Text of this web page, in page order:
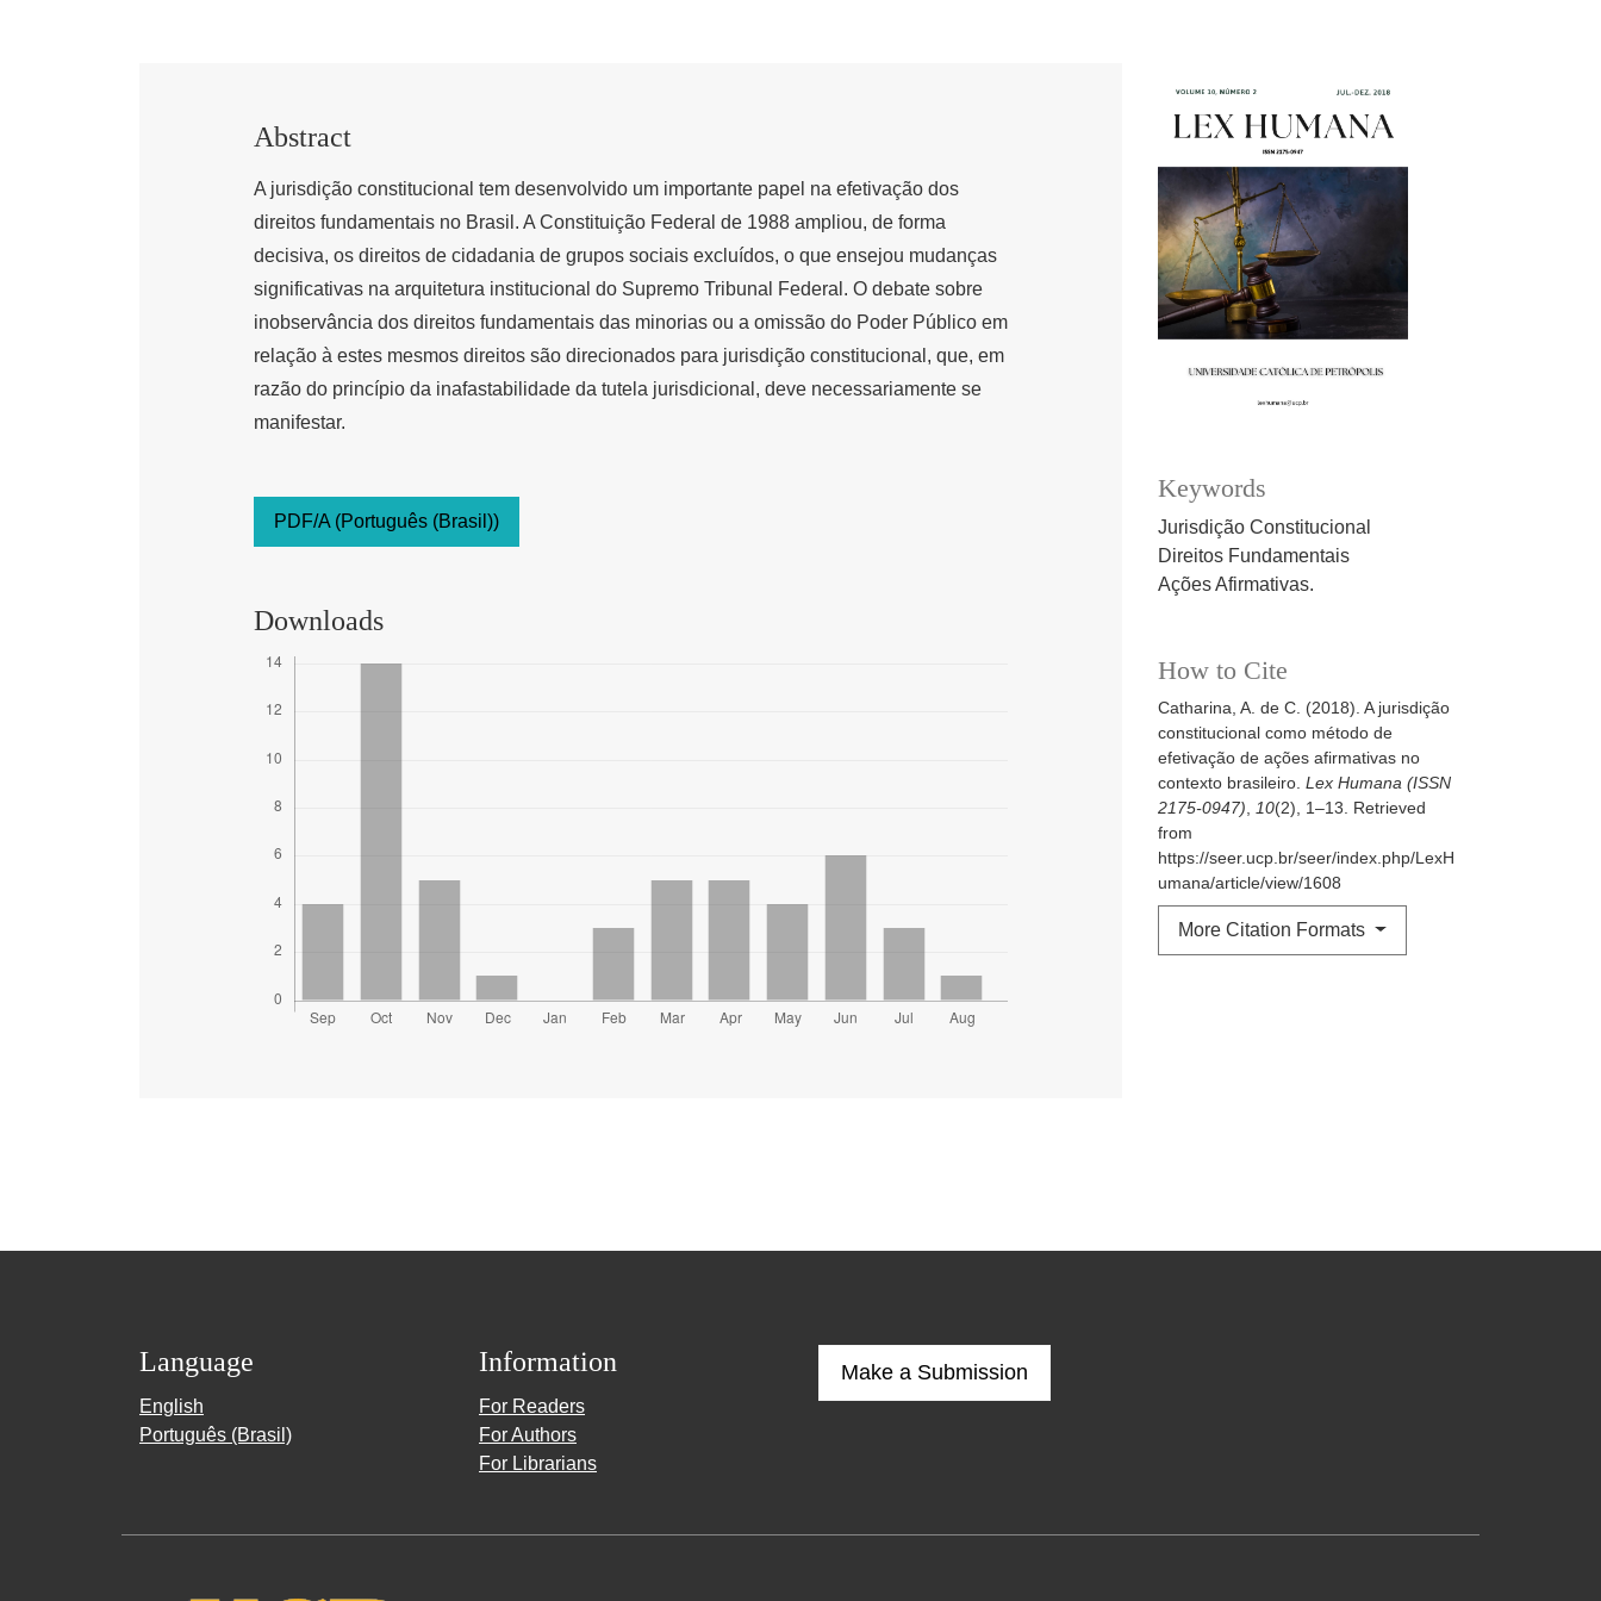
Keywords
Jurisdição Constitucional
Direitos Fundamentais
Ações Afirmativas.
How to Cite
Catharina, A. de C. (2018). A jurisdição
constitucional como método de
efetivação de ações afirmativas no
contexto brasileiro. Lex Humana (ISSN
2175-0947), 10(2), 1–13. Retrieved
from
https://seer.ucp.br/seer/index.php/LexH
umana/article/view/1608
More Citation Formats
Abstract
A jurisdição constitucional tem desenvolvido um importante papel na efetivação dos
direitos fundamentais no Brasil. A Constituição Federal de 1988 ampliou, de forma
decisiva, os direitos de cidadania de grupos sociais excluídos, o que ensejou mudanças
significativas na arquitetura institucional do Supremo Tribunal Federal. O debate sobre
inobservância dos direitos fundamentais das minorias ou a omissão do Poder Público em
relação à estes mesmos direitos são direcionados para jurisdição constitucional, que, em
razão do princípio da inafastabilidade da tutela jurisdicional, deve necessariamente se
manifestar.
PDF/A (Português (Brasil))
Downloads
Language
English
Português (Brasil)
Information
For Readers
For Authors
For Librarians
Make a Submission